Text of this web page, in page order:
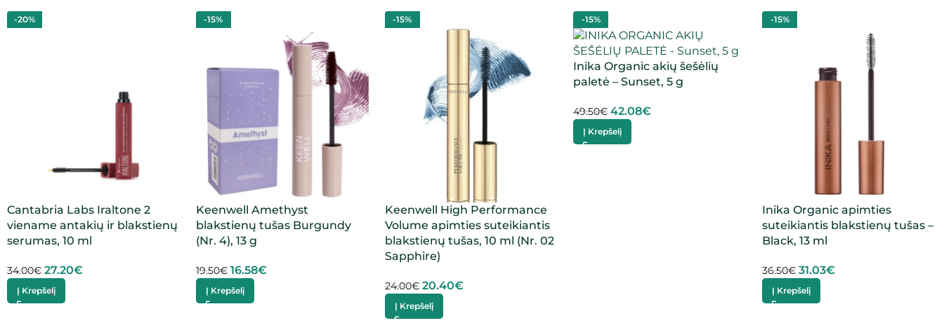
-20%
Cantabria Labs Iraltone 2
viename antakių ir blakstienų
serumas, 10 ml
34.00€ 27.20€
Į Krepšelį
-15%
Keenwell Amethyst
blakstienų tušas Burgundy
(Nr. 4), 13 g
19.50€ 16.58€
Į Krepšelį
-15%
Keenwell High Performance
Volume apimties suteikiantis
blakstienų tušas, 10 ml (Nr. 02
Sapphire)
24.00€ 20.40€
Į Krepšelį
-15%
Inika Organic akių šešėlių
paletė – Sunset, 5 g
49.50€ 42.08€
Į Krepšelį
-15%
Inika Organic apimties
suteikiantis blakstienų tušas –
Black, 13 ml
36.50€ 31.03€
Į Krepšelį